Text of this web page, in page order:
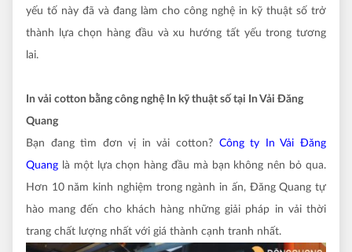
yếu tố này đã và đang làm cho công nghệ in kỹ thuật số trở
thành lựa chọn hàng đầu và xu hướng tất yếu trong tương
lai.
In vải cotton bằng công nghệ In kỹ thuật số tại In Vải Đăng
Quang
Bạn đang tìm đơn vị in vải cotton? Công ty In Vải Đăng
Quang là một lựa chọn hàng đầu mà bạn không nên bỏ qua.
Hơn 10 năm kinh nghiệm trong ngành in ấn, Đăng Quang tự
hào mang đến cho khách hàng những giải pháp in vải thời
trang chất lượng nhất với giá thành cạnh tranh nhất.